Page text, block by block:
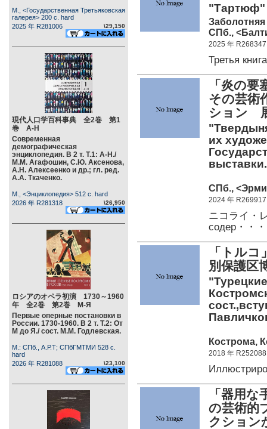
М., <Государственная Третьяковская
галерея> 200 c. hard
2025 年 R281006
\29,150
現代人口学百科事典 全2巻 第1
巻 А-Н
Современная
демографическая
энциклопедия. В 2 т. Т.1: А-Н./
М.М. Агафошин, С.Ю. Аксенова,
А.Н. Алексеенко и др.; гл. ред.
А.А. Ткаченко.
М., <Энциклопедия> 512 c. hard
2026 年 R281318
\26,950
ロシアのオペラ初演 1730～1960
年 全2巻 第2巻 М-Я
Первые оперные постановки в
России. 1730-1960. В 2 т. Т.2: От
М до Я./ сост. М.М. Годлевская.
М.: СПб., А.Р.Т; СПбГМТМИ 528 c.
hard
2026 年 R281088
\23,100
"Тартюф"
СПб.,
2025 年 R268347
Третья
「炎の
その芸術
ション
их
СПб.,
2024 年 R269917
ニコライ・
содер・・・
「トル
別保護区
Кострома,
2018 年 R252088
「器用
の芸術的
クショ